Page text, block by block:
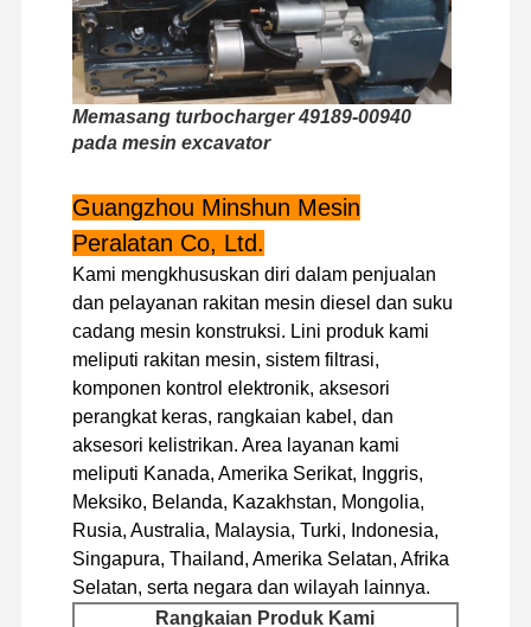
Mesin Isuzu
Mesin CUMMINS
mesin diesel
Mesin excavator
kit membangun kembali mesin
Pompa injeksi
Perakitan Turbocharger
Bagian Mesin Lainnya
Sistem Kontrol Elektronik
komponen listrik mesin
Sistem bahan bakar mesin
Suku Cadang Hidrolik Ekskavator
Memasang turbocharger 49189-00940
pada mesin excavator
Guangzhou Minshun Mesin
Peralatan Co, Ltd.
Kami mengkhususkan diri dalam penjualan
dan pelayanan rakitan mesin diesel dan suku
cadang mesin konstruksi. Lini produk kami
meliputi rakitan mesin, sistem filtrasi,
komponen kontrol elektronik, aksesori
perangkat keras, rangkaian kabel, dan
aksesori kelistrikan. Area layanan kami
meliputi Kanada, Amerika Serikat, Inggris,
Meksiko, Belanda, Kazakhstan, Mongolia,
Rusia, Australia, Malaysia, Turki, Indonesia,
Singapura, Thailand, Amerika Selatan, Afrika
Selatan, serta negara dan wilayah lainnya.
Rangkaian Produk Kami